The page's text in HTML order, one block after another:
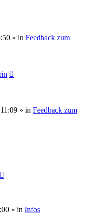
» in Feedback zum
» in Feedback zum
» in Infos